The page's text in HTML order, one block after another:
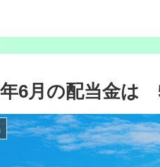
6月の配当金は